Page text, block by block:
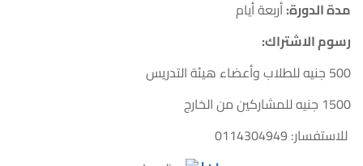
مدة الدورة:أربعة أيام
رسوم الاشتراك:
500 جنيه للطلاب وأعضاء هيئة التدريس
1500 جنيه للمشاركين من الخارج
للاستفسار: 0114304949